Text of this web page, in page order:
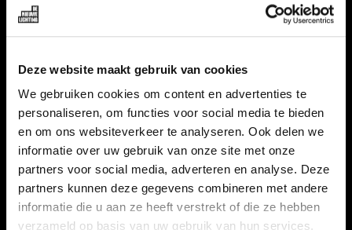
Deze website maakt gebruik van cookies
We gebruiken cookies om content en advertenties te
personaliseren, om functies voor social media te bieden
en om ons websiteverkeer te analyseren. Ook delen we
informatie over uw gebruik van onze site met onze
partners voor social media, adverteren en analyse. Deze
partners kunnen deze gegevens combineren met andere
informatie die u aan ze heeft verstrekt of die ze hebben
verzameld op basis van uw gebruik van hun services.
WERKGEVERS
Nieuwe cao uitzenden 2026
Vraag een offerte aan
VACATURES
Alle vacatures
Topvacatures